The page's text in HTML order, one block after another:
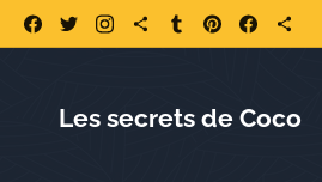
https://www.lessecretsdecoco.fr/ https://
Les secrets de Coco